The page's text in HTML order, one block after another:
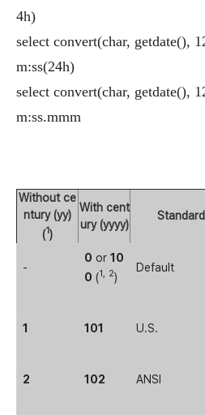
4h)
select convert(char, getdate(),
m:ss(24h)
select convert(char, getdate(),
m:ss.mmm
Without ce
ntury (yy)
(1)
With cent
ury (yyyy)
Standard
-
0 or 10
0 (1, 2)
Default
1 101 U.S.
2 102 ANSI